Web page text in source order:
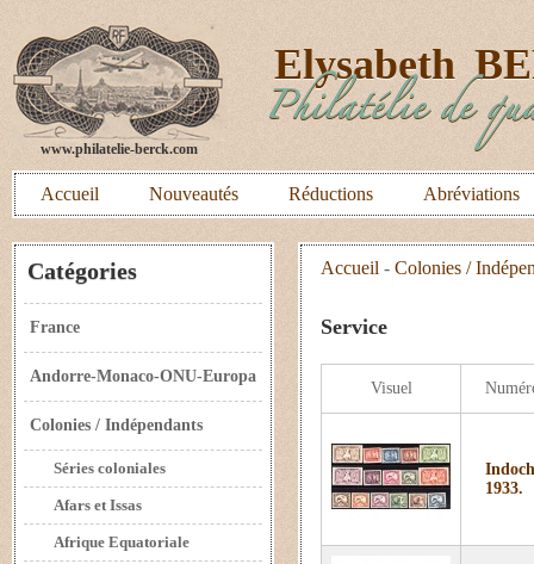
www.philatelie-berck.com
Elysabeth
Philatélie de
Accueil Nouveautés Réductions Abréviations
Catégories
France
Andorre-Monaco-ONU-Europa
Colonies / Indépendants
Séries coloniales
Afars et Issas
Afrique Equatoriale
Accueil - Colonies /
Service
Visuel
1933.